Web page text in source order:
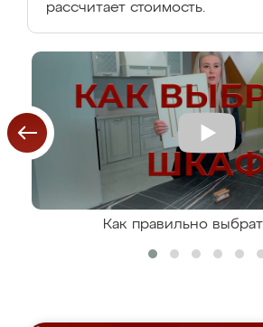
рассчитает стоимость.
Как правильно